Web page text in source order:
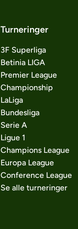
Turneringer
3F Superliga
Betinia LIGA
Premier League
Championship
LaLiga
Bundesliga
Serie A
Ligue 1
Champions League
Europa League
Conference League
Se alle turneringer